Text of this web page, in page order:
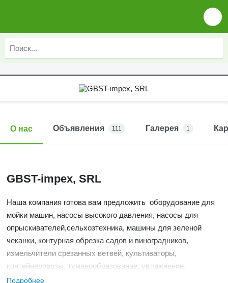
О нас Объявления 111 Галерея 1
GBST-impex, SRL
Наша компания готова вам предложить оборудование для
мойки машин, насосы высокого давления, насосы для
опрыскивателей,сельхозтехника, машины для зеленой
чеканки, контурная обрезка садов и виноградников,
измельчители срезанных ветвей, культиваторы,
контейнеровозы, туманообразование, увлажнение,
Подробнее